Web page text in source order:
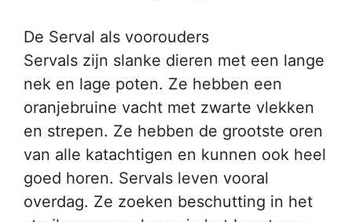
De Serval als voorouders
Servals zijn slanke dieren met een lange
nek en lage poten. Ze hebben een
oranjebruine vacht met zwarte vlekken
en strepen. Ze hebben de grootste oren
van alle katachtigen en kunnen ook heel
goed horen. Servals leven vooral
overdag. Ze zoeken beschutting in het